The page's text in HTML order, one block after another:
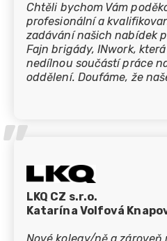
Chtěli bychom Vám
profesionální a
zadávání našich nabídek
Fajn brigády, INwork,
nedílnou součástí práce
oddělení. Doufáme, že
’’
LKQ CZ s.r.o.
Katarína Volfová